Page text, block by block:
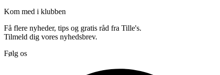
Kom med i klubben
Få flere nyheder, tips og gratis råd fra Tille's.
Tilmeld dig vores nyhedsbrev.
Følg os